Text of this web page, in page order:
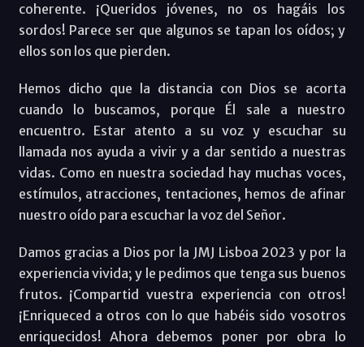
coherente. ¡Queridos jóvenes, no os hagáis los
sordos! Parece ser que algunos se tapan los oídos; y
ellos son los que pierden.
Hemos dicho que la distancia con Dios se acorta
cuando lo buscamos, porque Él sale a nuestro
encuentro. Estar atento a su voz y escuchar su
llamada nos ayuda a vivir y a dar sentido a nuestras
vidas. Como en nuestra sociedad hay muchas voces,
estímulos, atracciones, tentaciones, hemos de afinar
nuestro oído para escuchar la voz del Señor.
Damos gracias a Dios por la JMJ Lisboa 2023 y por la
experiencia vivida; y le pedimos que tenga sus buenos
frutos. ¡Compartid vuestra experiencia con otros!
¡Enriqueced a otros con lo que habéis sido vosotros
enriquecidos! Ahora debemos poner por obra lo